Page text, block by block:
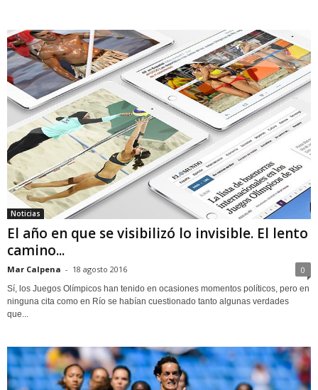
Noticias
El año en que se visibilizó lo invisible. El lento
camino...
Mar Calpena - 18 agosto 2016 0
Sí, los Juegos Olímpicos han tenido en ocasiones momentos políticos, pero en
ninguna cita como en Río se habían cuestionado tanto algunas verdades
que...